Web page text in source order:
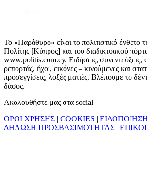
Το «Παράθυρο» είναι το πολιτιστικό ένθετο
Πολίτης [Κύπρος] και του διαδικτυακού
www.politis.com.cy. Ειδήσεις, συνεντεύξεις,
ρεπορτάζ, ήχοι, εικόνες – κινούμενες και
προσεγγίσεις, λοξές ματιές. Βλέπουμε το
δάσος.
Ακολουθήστε μας στα social
ΟΡΟΙ ΧΡΗΣΗΣ | COOKIES |
ΔΗΛΩΣΗ ΠΡΟΣΒΑΣΙΜΟΤΗΤΑΣ |